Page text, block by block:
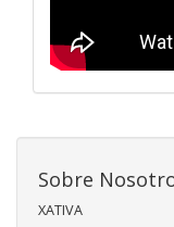
Sobre
XATIVA